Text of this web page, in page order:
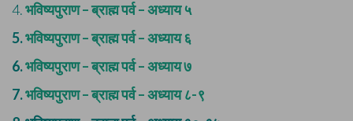
4.भविष्यपुराण – ब्राह्म पर्व – अध्याय ५
5.भविष्यपुराण – ब्राह्म पर्व – अध्याय ६
6.भविष्यपुराण – ब्राह्म पर्व – अध्याय ७
7.भविष्यपुराण – ब्राह्म पर्व – अध्याय ८-९